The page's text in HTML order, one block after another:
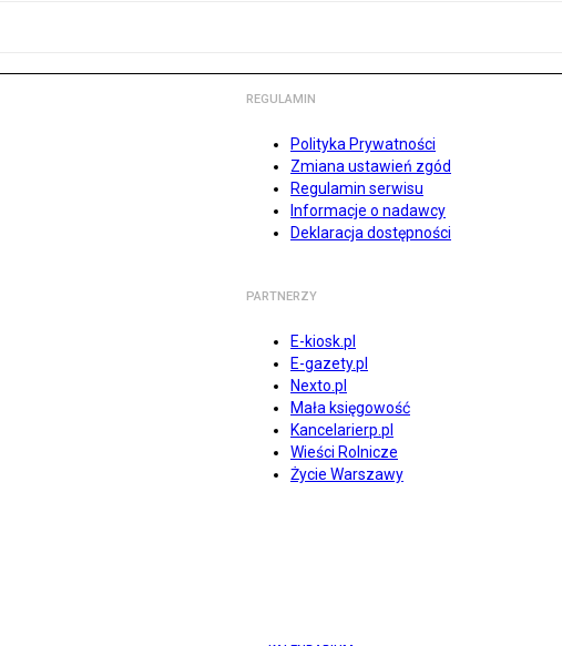
REGULAMIN
Polityka Prywatności
Zmiana ustawień zgód
Regulamin serwisu
Informacje o nadawcy
Deklaracja dostępności
PARTNERZY
E-kiosk.pl
E-gazety.pl
Nexto.pl
Mała księgowość
Kancelarierp.pl
Wieści Rolnicze
Życie Warszawy